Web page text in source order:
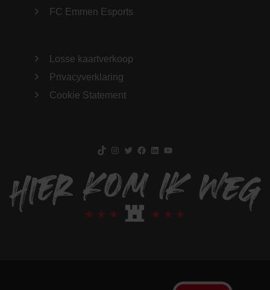
FC Emmen Esports
Losse kaartverkoop
Privacyverklaring
Cookie Statement